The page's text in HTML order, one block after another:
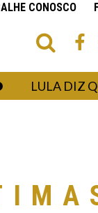
CONOSCO
DIZ QUE